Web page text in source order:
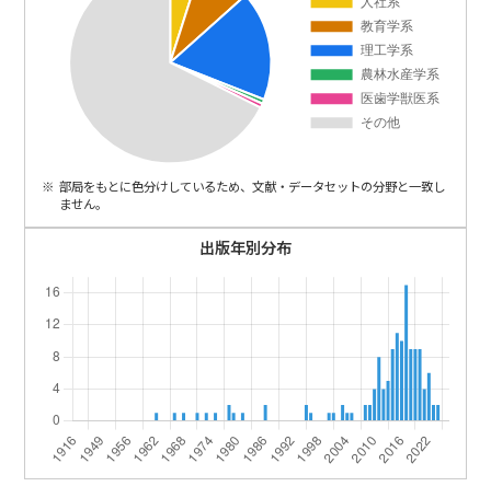
部局をもとに色分けしているため、文献・データセットの分野と一致し
ません。
出版年別分布